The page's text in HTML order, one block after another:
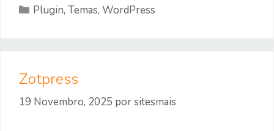
Categorias
Plugin,Temas,WordPress
Zotpress
19 Novembro, 2025 porsitesmais